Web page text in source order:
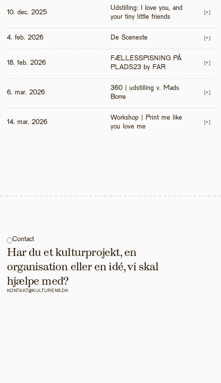
10. dec. 2025
Udstilling: I love you, and
your tiny little friends
[+]
4. feb. 2026 De Sceneste [+]
18. feb. 2026
FÆLLESSPISNING PÅ
PLADS23 by FAR
[+]
6. mar. 2026
360 | udstilling v. Mads
Borre
[+]
14. mar. 2026
Workshop | Print me like
you love me
[+]
Contact
Har du et kulturprojekt, en
organisation eller en idé, vi skal
hjælpe med?
KONTAKT@KULTURENS.DK